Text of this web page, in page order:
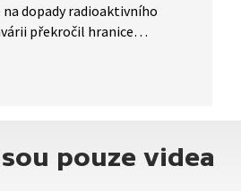
na dopady radioaktivního
překročil hranice
zejména mléka,
pouze videa